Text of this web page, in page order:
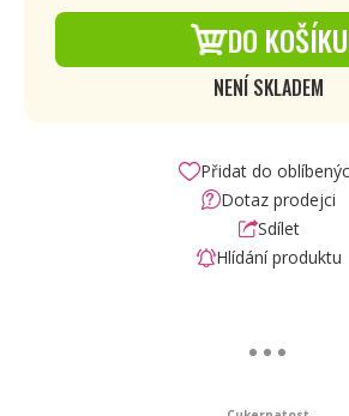
DO KOŠÍKU
NENÍ SKLADEM
Přidat do
Dotaz prodejci
Sdílet
Hlídání produktu